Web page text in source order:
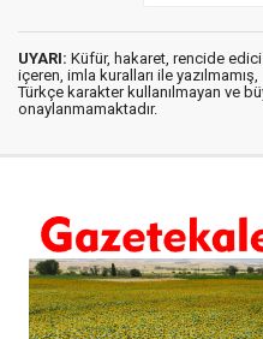
UYARI: Küfür, hakaret, rencide edici
içeren, imla kuralları ile yazılmamış,
Türkçe karakter kullanılmayan ve
onaylanmamaktadır.